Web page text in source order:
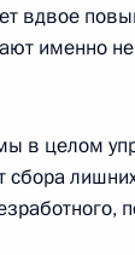
вдвое
именно
в целом